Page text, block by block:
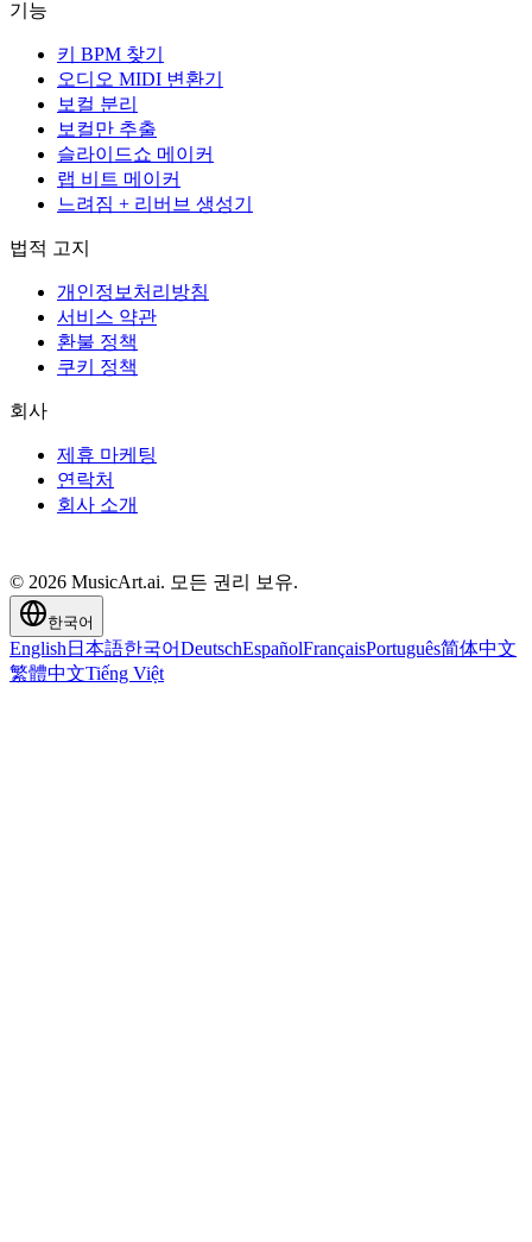
기능
키 BPM 찾기
오디오 MIDI 변환기
보컬 분리
보컬만 추출
슬라이드쇼 메이커
랩 비트 메이커
느려짐 + 리버브 생성기
법적 고지
개인정보처리방침
서비스 약관
환불 정책
쿠키 정책
회사
제휴 마케팅
연락처
회사 소개
© 2026 MusicArt.ai. 모든 권리 보유.
한국어
English 日本語한국어DeutschEspañolFrançaisPortuguês简体中文
繁體中文Tiếng Việt